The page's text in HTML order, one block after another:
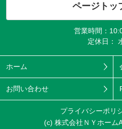
ページトッ
営業時間：
定休日：
ホーム
お問い合わせ
プライバシーポリ
(c) 株式会社ＮＹホーム